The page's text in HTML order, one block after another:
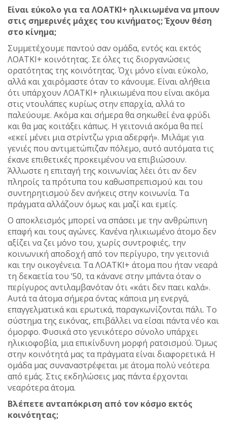
Είναι εύκολο για τα ΛΟΑΤΚΙ+ ηλικιωμένα να μπουν
στις σημερινές μάχες του κινήματος; Έχουν θέση
στο κίνημα;
Συμμετέχουμε παντού σαν ομάδα, εντός και εκτός
ΛΟΑΤΚΙ+ κοινότητας. Σε όλες τις διοργανώσεις
ορατότητας της κοινότητας. Όχι μόνο είναι εύκολο,
αλλά και χαιρόμαστε όταν το κάνουμε. Είναι αλήθεια
ότι υπάρχουν ΛΟΑΤΚΙ+ ηλικιωμένα που είναι ακόμα
στις ντουλάπες κυρίως στην επαρχία, αλλά το
παλεύουμε. Ακόμα και σήμερα θα σηκωθεί ένα φρύδι
και θα μας κοιτάξει κάπως. Η γειτονιά ακόμα θα πεί
«εκεί μένει μια στρίντζω γρια αδερφή». Μιλάμε για
γενιές που αντιμετώπιζαν πόλεμο, αυτό αυτόματα τις
έκανε επιθετικές προκειμένου να επιβιώσουν.
Άλλωστε η επιταγή της κοινωνίας λέει ότι αν δεν
πληροίς τα πρότυπα του καθωσπρεπισμού και του
συντηρητισμού δεν ανήκεις στην κοινωνία. Τα
πράγματα αλλάζουν όμως και μαζί και εμείς.
Ο αποκλεισμός μπορεί να σπάσει με την ανθρώπινη
επαφή και τους αγώνες. Κανένα ηλικιωμένο άτομο δεν
αξίζει να ζει μόνο του, χωρίς συντροφιές, την
κοινωνική αποδοχή από τον περίγυρο, την γειτονιά
και την οικογένεια. Τα ΛΟΑΤΚΙ+ άτομα που ήταν νεαρά
τη δεκαετία του ‘50, τα κάνανε στην μπάντα όταν ο
περίγυρος αντιλαμβανόταν ότι «κάτι δεν παει καλά».
Αυτά τα άτομα σήμερα όντας κάποια μη ενεργά,
επαγγελματικά και ερωτικά, παραγκωνίζονται πάλι. Το
σύστημα της εικόνας, επιβάλλει να είσαι πάντα νέο και
όμορφο. Φυσικά στο γενικότερο σύνολο υπάρχει
ηλικιοφοβία, μια επικίνδυνη μορφή ρατσισμού. Όμως
στην κοινότητά μας τα πράγματα είναι διαφορετικά. Η
ομάδα μας συναναστρέφεται με άτομα πολύ νεότερα
από εμάς. Στις εκδηλώσεις μας πάντα έρχονται
νεαρότερα άτομα.
Βλέπετε ανταπόκριση από τον κόσμο εκτός
κοινότητας;